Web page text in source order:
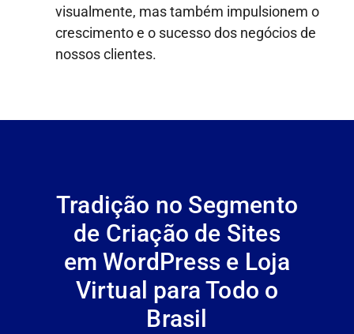
visualmente, mas também impulsionem o
crescimento e o sucesso dos negócios de
nossos clientes.
Tradição no Segmento
de Criação de Sites
em WordPress e Loja
Virtual para Todo o
Brasil